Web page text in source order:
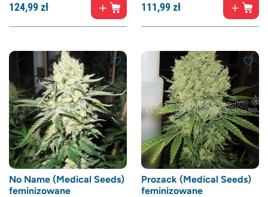
124,99zł 111,99zł
No Name (Medical Seeds)
feminizowane
Prozack (Medical Seeds)
feminizowane